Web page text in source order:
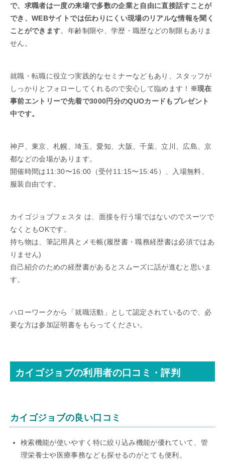
で、求職者は一度の来場で多数の企業と自由に直接話すことが
でき、WEBサイトでは伝わりにくい現場のリアルな情報を聞く
ことができます。年齢制限や、学歴・職歴などの制限もありま
せん。
就職・転職に役立つ実践的なセミナーなどもあり、スタッフが
しっかりとフォローしてくれるので安心して臨めます！ ※現在
事前エントリーで先着で3000円分のQUOカードもプレゼント
中です。
神戸、東京、札幌、埼玉、愛知、大阪、千葉、立川、広島、京
都などの会場があります。
開催時間は11:30〜16:00（受付11:15〜15:45）、入場無料、
服装自由です。
カイゴジョブフェスタ は、面接を行う場ではないのでスーツで
なくともOKです。
持ち物は、筆記用具とメモ帳(履歴書・職務経歴書は必須ではあ
りません)
自己紹介のための経歴書があるとスムーズに話が進むと思いま
す。
ハローワークから「就職活動」として認定されているので、必
要な方は参加証明書をもらってください。
カイゴジョブの利用者の口コミ・評判
カイゴジョブの良い口コミ
検索機能が使いやすく特に絞り込み機能が優れていて、管
理栄養士や医療事務なども探せるのがとても便利。